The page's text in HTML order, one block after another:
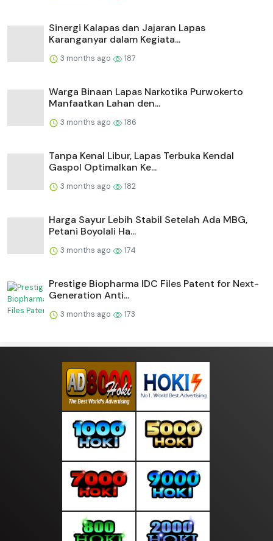
⁠Sinergi Kalapas dan Jajaran Lapas
Karanganyar dalam Kegiata...
3 months ago 187
Warga Binaan Lapas Narkotika Purwokerto
Manfaatkan Lahan den...
3 months ago 186
Tanpa Kenal Libur, Lapas Terbuka Kendal
Gaspol Optimalkan Ke...
3 months ago 182
Harga Sayur Lebih Stabil Setelah Ada MBG,
Petani Boyolali Ha...
3 months ago 174
Prestige Biopharma IDC Files Patent for Next-
Generation Anti...
3 months ago 173